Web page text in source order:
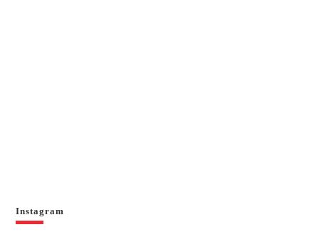
Instagram